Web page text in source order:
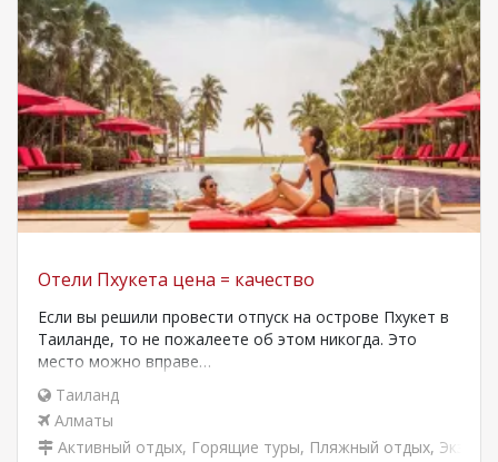
Отели Пхукета цена = качество
Если вы решили провести отпуск на острове Пхукет в
Таиланде, то не пожалеете об этом никогда. Это
место можно вправе…
Таиланд
Алматы
Активный отдых, Горящие туры, Пляжный отдых,